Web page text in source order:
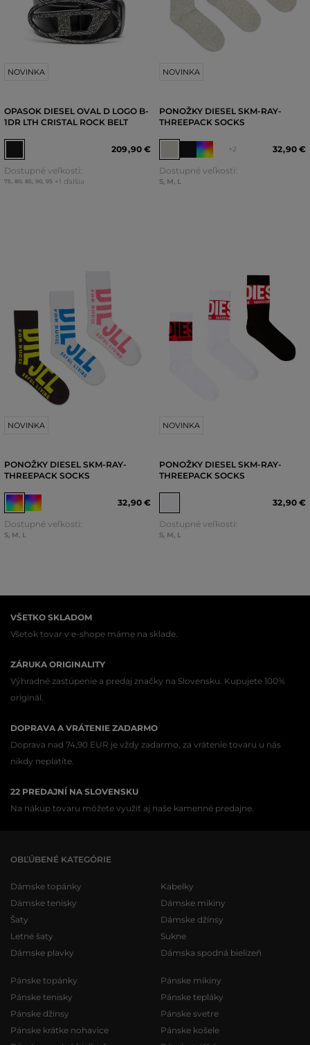
NOVINKA
OPASOK DIESEL OVAL D LOGO B-
1DR LTH CRISTAL ROCK BELT
209,90 €
Dostupné veľkosti:
75, 80, 85, 90, 95 +1 ďalšia
NOVINKA
PONOŽKY DIESEL SKM-RAY-
THREEPACK SOCKS
+2 32,90 €
Dostupné veľkosti:
S, M L
NOVINKA
PONOŽKY DIESEL SKM-RAY-
THREEPACK SOCKS
32,90 €
Dostupné veľkosti:
S, M, L
NOVINKA
PONOŽKY DIESEL SKM-RAY-
THREEPACK SOCKS
32,90 €
Dostupné veľkosti:
S, M, L
VŠETKO SKLADOM
Všetok tovar v e-shope máme na sklade.
ZÁRUKA ORIGINALITY
Výhradné zastúpenie a predaj značky na Slovensku. Kupujete 100%
originál.
DOPRAVA A VRÁTENIE ZADARMO
Doprava nad 74,90 EUR je vždy zadarmo, za vrátenie tovaru u nás
nikdy neplatíte.
22 PREDAJNÍ NA SLOVENSKU
Na nákup tovaru môžete využiť aj naše kamenné predajne.
OBĽÚBENÉ KATEGÓRIE
Dámske topánky
Dámske tenisky
Šaty
Letné šaty
Dámske plavky
Kabelky
Dámske mikiny
Dámske džínsy
Sukne
Dámska spodná bielizeň
Pánske topánky
Pánske tenisky
Pánske džínsy
Pánske krátke nohavice
Pánske mikiny
Pánske tepláky
Pánske svetre
Pánske košele